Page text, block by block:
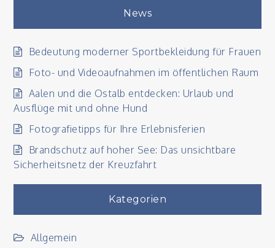
News
Bedeutung moderner Sportbekleidung für Frauen
Foto- und Videoaufnahmen im öffentlichen Raum
Aalen und die Ostalb entdecken: Urlaub und
Ausflüge mit und ohne Hund
Fotografietipps für Ihre Erlebnisferien
Brandschutz auf hoher See: Das unsichtbare
Sicherheitsnetz der Kreuzfahrt
Kategorien
Allgemein